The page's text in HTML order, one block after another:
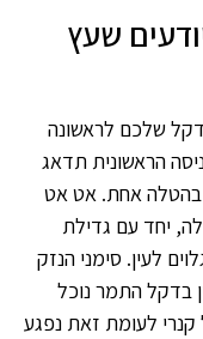
שעץ
שלכם לראשונה
הראשונית תדאג
להטיל עד כ – 500 ביצים בהטלה אחת. אט אט
יחד עם גדילת
לעין. סימני הנזק
בדקל התמר נוכל
לעומת זאת נפגע